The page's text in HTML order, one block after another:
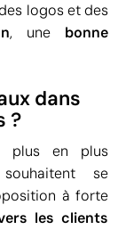
logos et des
, une bonne
dans
?
plus en plus
se
à forte
les clients